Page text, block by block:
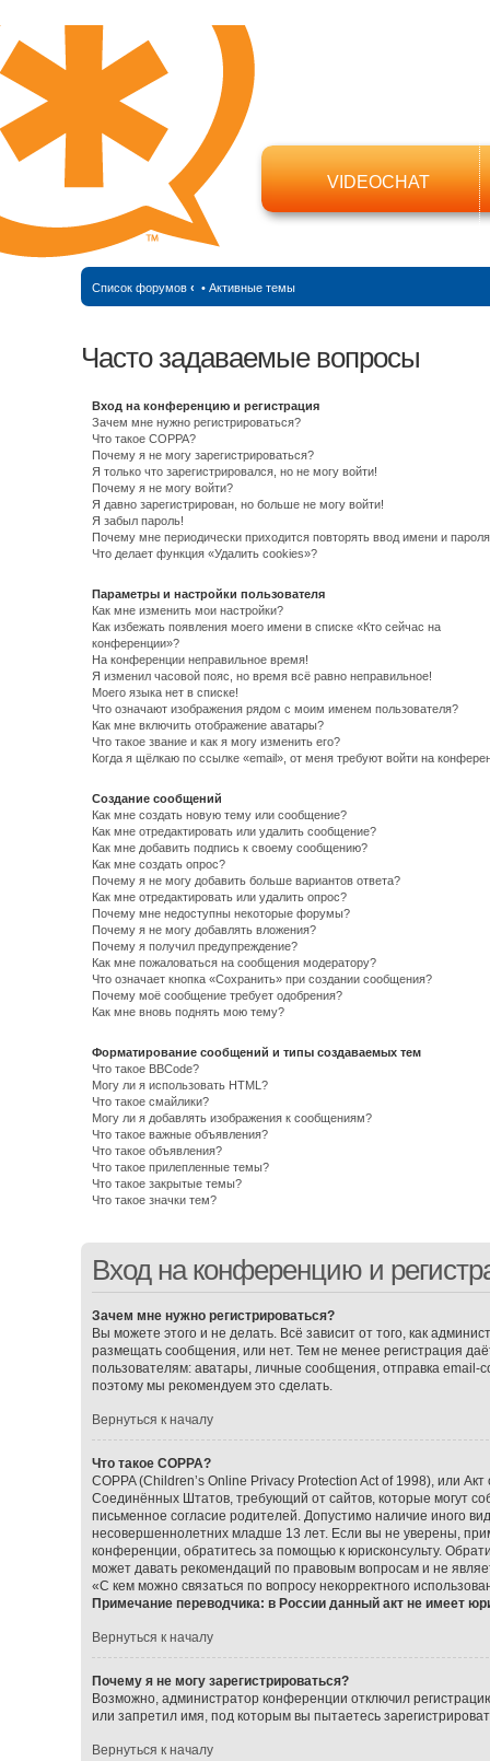
VIDEOCHAT
Список форумов ‹ • Активные темы
Часто задаваемые вопросы
Вход на конференцию и регистрация
Зачем мне нужно регистрироваться?
Что такое COPPA?
Почему я не могу зарегистрироваться?
Я только что зарегистрировался, но не могу войти!
Почему я не могу войти?
Я давно зарегистрирован, но больше не могу войти!
Я забыл пароль!
Почему мне периодически приходится повторять ввод имени и
Что делает функция «Удалить cookies»?
Параметры и настройки пользователя
Как мне изменить мои настройки?
Как избежать появления моего имени в списке «Кто сейчас на
конференции»?
На конференции неправильное время!
Я изменил часовой пояс, но время всё равно неправильное!
Моего языка нет в списке!
Что означают изображения рядом с моим именем пользователя?
Как мне включить отображение аватары?
Что такое звание и как я могу изменить его?
Когда я щёлкаю по ссылке «email», от меня требуют войти на
Создание сообщений
Как мне создать новую тему или сообщение?
Как мне отредактировать или удалить сообщение?
Как мне добавить подпись к своему сообщению?
Как мне создать опрос?
Почему я не могу добавить больше вариантов ответа?
Как мне отредактировать или удалить опрос?
Почему мне недоступны некоторые форумы?
Почему я не могу добавлять вложения?
Почему я получил предупреждение?
Как мне пожаловаться на сообщения модератору?
Что означает кнопка «Сохранить» при создании сообщения?
Почему моё сообщение требует одобрения?
Как мне вновь поднять мою тему?
Форматирование сообщений и типы создаваемых тем
Что такое BBCode?
Могу ли я использовать HTML?
Что такое смайлики?
Могу ли я добавлять изображения к сообщениям?
Что такое важные объявления?
Что такое объявления?
Что такое прилепленные темы?
Что такое закрытые темы?
Что такое значки тем?
Вход на конференцию и
Зачем мне нужно регистрироваться?
Вы можете этого и не делать. Всё зависит от того, как
размещать сообщения, или нет. Тем не менее регистрация
пользователям: аватары, личные сообщения, отправка email-
поэтому мы рекомендуем это сделать.
Вернуться к началу
Что такое COPPA?
COPPA (Children’s Online Privacy Protection Act of 1998), или
Соединённых Штатов, требующий от сайтов, которые могут
письменное согласие родителей. Допустимо наличие иного
несовершеннолетних младше 13 лет. Если вы не уверены,
конференции, обратитесь за помощью к юрисконсульту.
может давать рекомендаций по правовым вопросам и не
«С кем можно связаться по вопросу некорректного
Примечание переводчика: в России данный акт не имеет
Вернуться к началу
Почему я не могу зарегистрироваться?
Возможно, администратор конференции отключил
или запретил имя, под которым вы пытаетесь
Вернуться к началу